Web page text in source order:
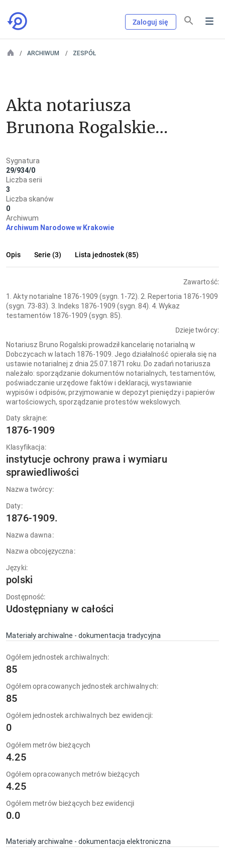
Zaloguj się
ARCHIWUM ZESPÓŁ
Akta notariusza
Brunona Rogalskiego
Sygnatura
29/934/0
Liczba serii
3
Liczba skanów
0
Archiwum
Archiwum Narodowe w Krakowie
Opis Serie (3) Lista jednostek (85)
Zawartość:
1. Akty notarialne 1876-1909 (sygn. 1-72). 2. Repertoria 1876-1909
(sygn. 73-83). 3. Indeks 1876-1909 (sygn. 84). 4. Wykaz
testamentów 1876-1909 (sygn. 85).
Dzieje twórcy:
Notariusz Bruno Rogalski prowadził kancelarię notarialną w
Dobczycach w latach 1876-1909. Jego działalność opierała się na
ustawie notarialnej z dnia 25.07.1871 roku. Do zadań notariusza
należało: sporządzanie dokumentów notarialnych, testamentów,
poświadczanie urzędowe faktów i deklaracji, wystawianie
wypisów i odpisów, przyjmowanie w depozyt pieniędzy i papierów
wartościowych, sporządzanie protestów wekslowych.
Daty skrajne:
1876-1909
Klasyfikacja:
instytucje ochrony prawa i wymiaru
sprawiedliwości
Nazwa twórcy:
Daty:
1876-1909.
Nazwa dawna:
Nazwa obcojęzyczna:
Języki:
polski
Dostępność:
Udostępniany w całości
Materiały archiwalne - dokumentacja tradycyjna
Ogółem jednostek archiwalnych:
85
Ogółem opracowanych jednostek archiwalnych:
85
Ogółem jednostek archiwalnych bez ewidencji:
0
Ogółem metrów bieżących
4.25
Ogółem opracowanych metrów bieżących
4.25
Ogółem metrów bieżących bez ewidencji
0.0
Materiały archiwalne - dokumentacja elektroniczna